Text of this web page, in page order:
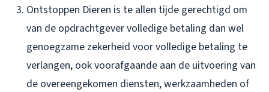
Ontstoppen Dieren is te allen tijde gerechtigd om
van de opdrachtgever volledige betaling dan wel
genoegzame zekerheid voor volledige betaling te
verlangen, ook voorafgaande aan de uitvoering van
de overeengekomen diensten, werkzaamheden of